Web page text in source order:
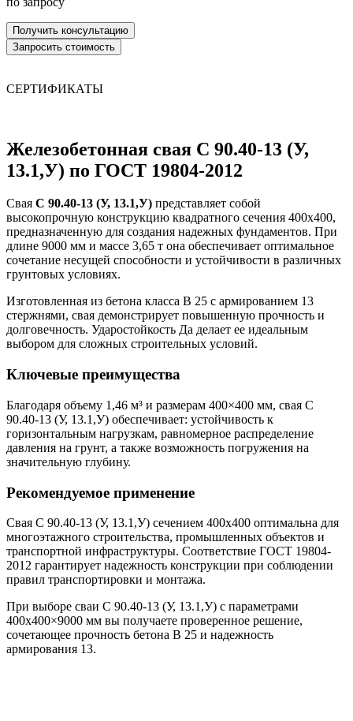
СЕРТИФИКАТЫ
Железобетонная свая С 90.40-13 (У,
13.1,У) по ГОСТ 19804-2012
Свая С 90.40-13 (У, 13.1,У) представляет собой
высокопрочную конструкцию квадратного сечения 400х400,
предназначенную для создания надежных фундаментов. При
длине 9000 мм и массе 3,65 т она обеспечивает оптимальное
сочетание несущей способности и устойчивости в различных
грунтовых условиях.
Изготовленная из бетона класса В 25 с армированием 13
стержнями, свая демонстрирует повышенную прочность и
долговечность. Ударостойкость Да делает ее идеальным
выбором для сложных строительных условий.
Ключевые преимущества
Благодаря объему 1,46 м³ и размерам 400×400 мм, свая С
90.40-13 (У, 13.1,У) обеспечивает: устойчивость к
горизонтальным нагрузкам, равномерное распределение
давления на грунт, а также возможность погружения на
значительную глубину.
Рекомендуемое применение
Свая С 90.40-13 (У, 13.1,У) сечением 400х400 оптимальна для
многоэтажного строительства, промышленных объектов и
транспортной инфраструктуры. Соответствие ГОСТ 19804-
2012 гарантирует надежность конструкции при соблюдении
правил транспортировки и монтажа.
При выборе сваи С 90.40-13 (У, 13.1,У) с параметрами
400х400×9000 мм вы получаете проверенное решение,
сочетающее прочность бетона В 25 и надежность
армирования 13.